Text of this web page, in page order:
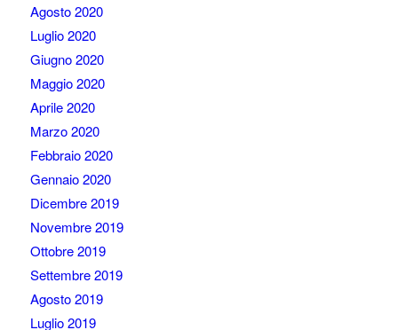
Agosto 2020
Luglio 2020
Giugno 2020
Maggio 2020
Aprile 2020
Marzo 2020
Febbraio 2020
Gennaio 2020
Dicembre 2019
Novembre 2019
Ottobre 2019
Settembre 2019
Agosto 2019
Luglio 2019